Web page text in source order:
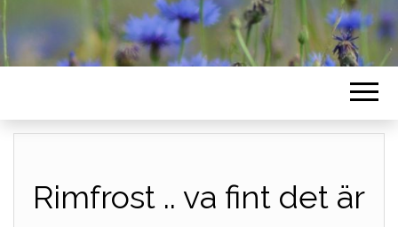
Rimfrost .. va fint det är